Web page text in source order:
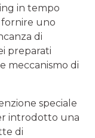
in tempo
fornire uno
di
preparati
meccanismo di
speciale
introdotto una
di